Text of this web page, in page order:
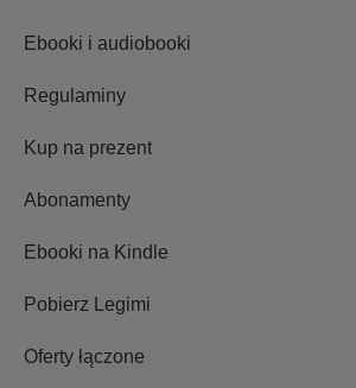
Ebooki i audiobooki
Regulaminy
Kup na prezent
Abonamenty
Ebooki na Kindle
Pobierz Legimi
Oferty łączone